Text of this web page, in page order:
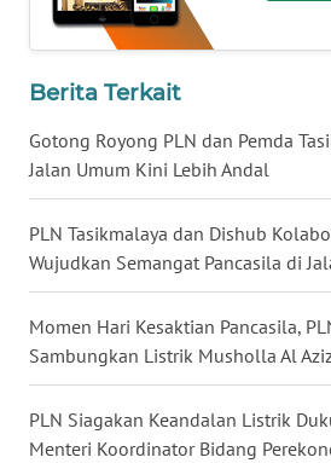
Berita Terkait
Gotong Royong PLN dan Pemda
Jalan Umum Kini Lebih Andal
PLN Tasikmalaya dan Dishub
Wujudkan Semangat Pancasila di
Momen Hari Kesaktian Pancasila,
Sambungkan Listrik Musholla Al
PLN Siagakan Keandalan Listrik
Menteri Koordinator Bidang
WN
WN
JOGJA
WN
JATIM
KALBAR